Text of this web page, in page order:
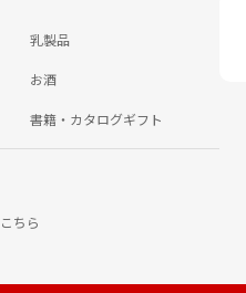
乳製品
お酒
書籍・カタログギフト
ちら